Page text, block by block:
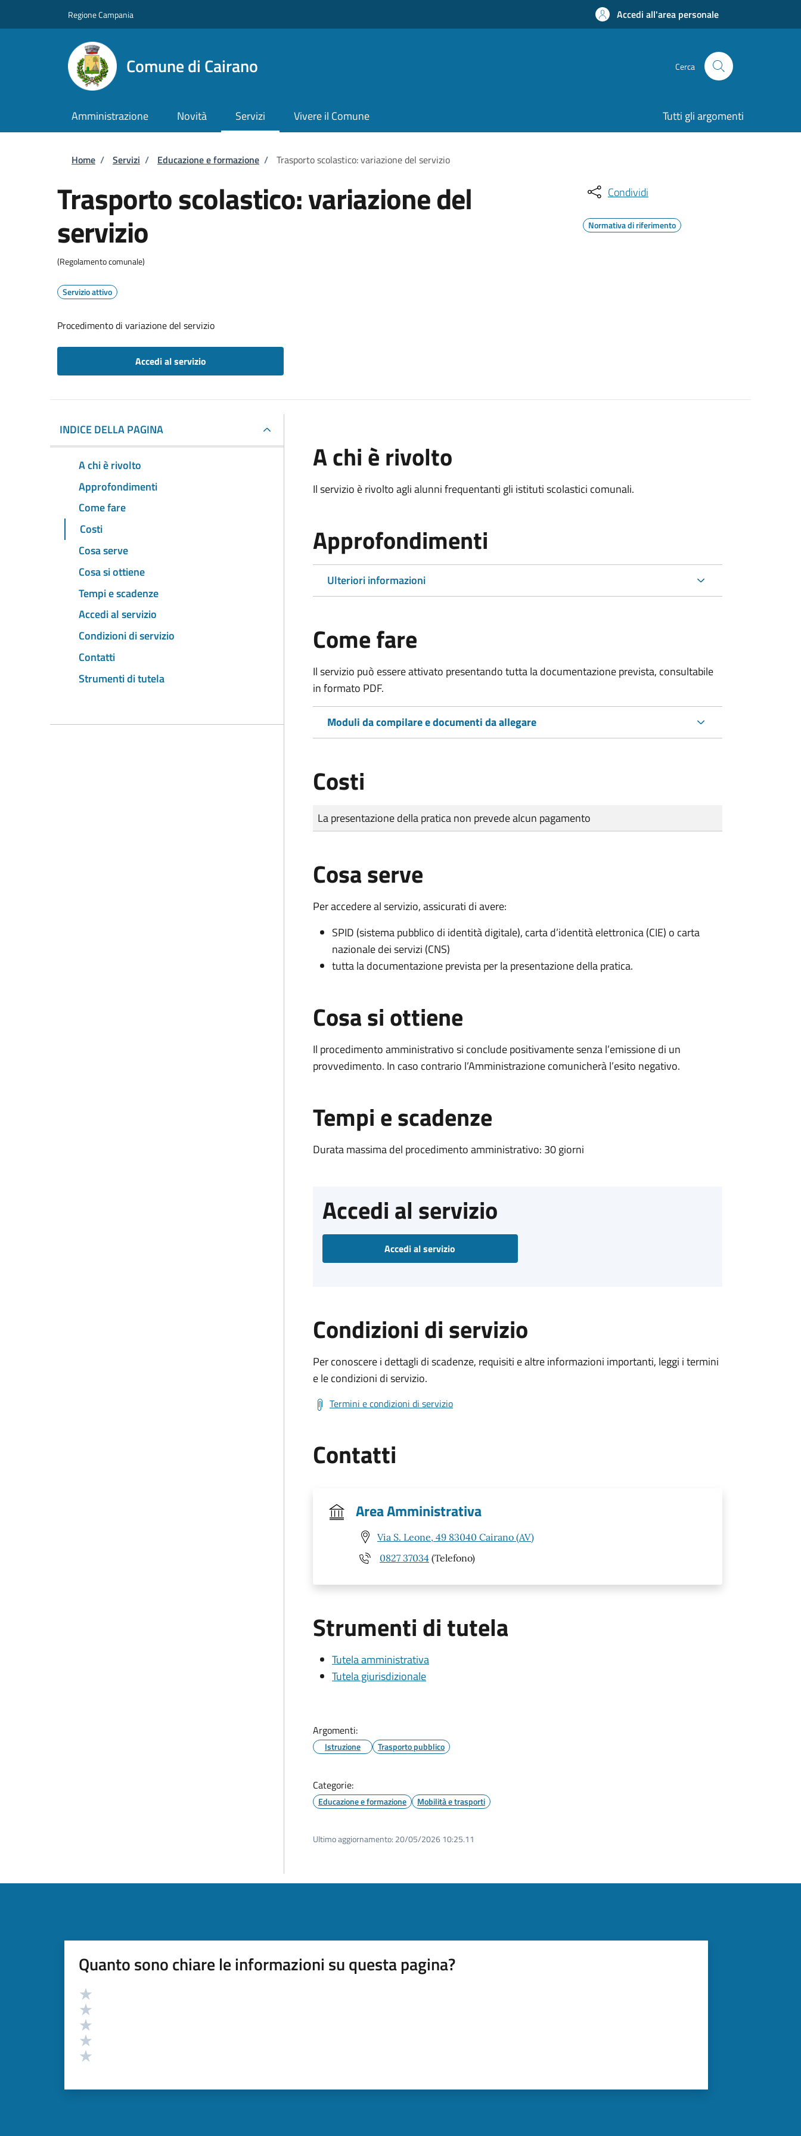
Regione Campania Accedi all'area personale
Comune di Cairano Cerca
Amministrazione Novità Servizi Vivere il Comune Tutti gli argomenti
Briciole di pane
Home / Servizi / Educazione e formazione / Trasporto scolastico: variazione del servizio
Trasporto scolastico: variazione del
servizio
(Regolamento comunale)
Servizio attivo
Procedimento di variazione del servizio
Accedi al servizio
Condividi
Normativa di riferimento
INDICE DELLA PAGINA
A chi è rivolto
Approfondimenti
Come fare
Costi
Cosa serve
Cosa si ottiene
Tempi e scadenze
Accedi al servizio
Condizioni di servizio
Contatti
Strumenti di tutela
A chi è rivolto
Il servizio è rivolto agli alunni frequentanti gli istituti scolastici comunali.
Approfondimenti
Ulteriori informazioni
Come fare
Il servizio può essere attivato presentando tutta la documentazione prevista, consultabile
in formato PDF.
Moduli da compilare e documenti da allegare
Costi
Tipo di pagamento
Importo
La presentazione della pratica non prevede alcun pagamento
Cosa serve
Per accedere al servizio, assicurati di avere:
SPID (sistema pubblico di identità digitale), carta d’identità elettronica (CIE) o carta
nazionale dei servizi (CNS)
tutta la documentazione prevista per la presentazione della pratica.
Cosa si ottiene
Il procedimento amministrativo si conclude positivamente senza l’emissione di un
provvedimento. In caso contrario l’Amministrazione comunicherà l’esito negativo.
Tempi e scadenze
Durata massima del procedimento amministrativo: 30 giorni
Accedi al servizio
Accedi al servizio
Condizioni di servizio
Per conoscere i dettagli di scadenze, requisiti e altre informazioni importanti, leggi i termini
e le condizioni di servizio.
Termini e condizioni di servizio
Contatti
Area Amministrativa
Via S. Leone, 49 83040 Cairano (AV)
0827 37034 (Telefono)
Strumenti di tutela
Tutela amministrativa
Tutela giurisdizionale
Argomenti:
Istruzione Trasporto pubblico
Categorie:
Educazione e formazione Mobilità e trasporti
Ultimo aggiornamento: 20/05/2026 10:25.11
Quanto sono chiare le informazioni su questa pagina?
Valutazione